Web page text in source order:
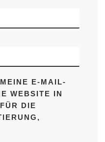
E-MAIL-
WEBSITE IN
DIE